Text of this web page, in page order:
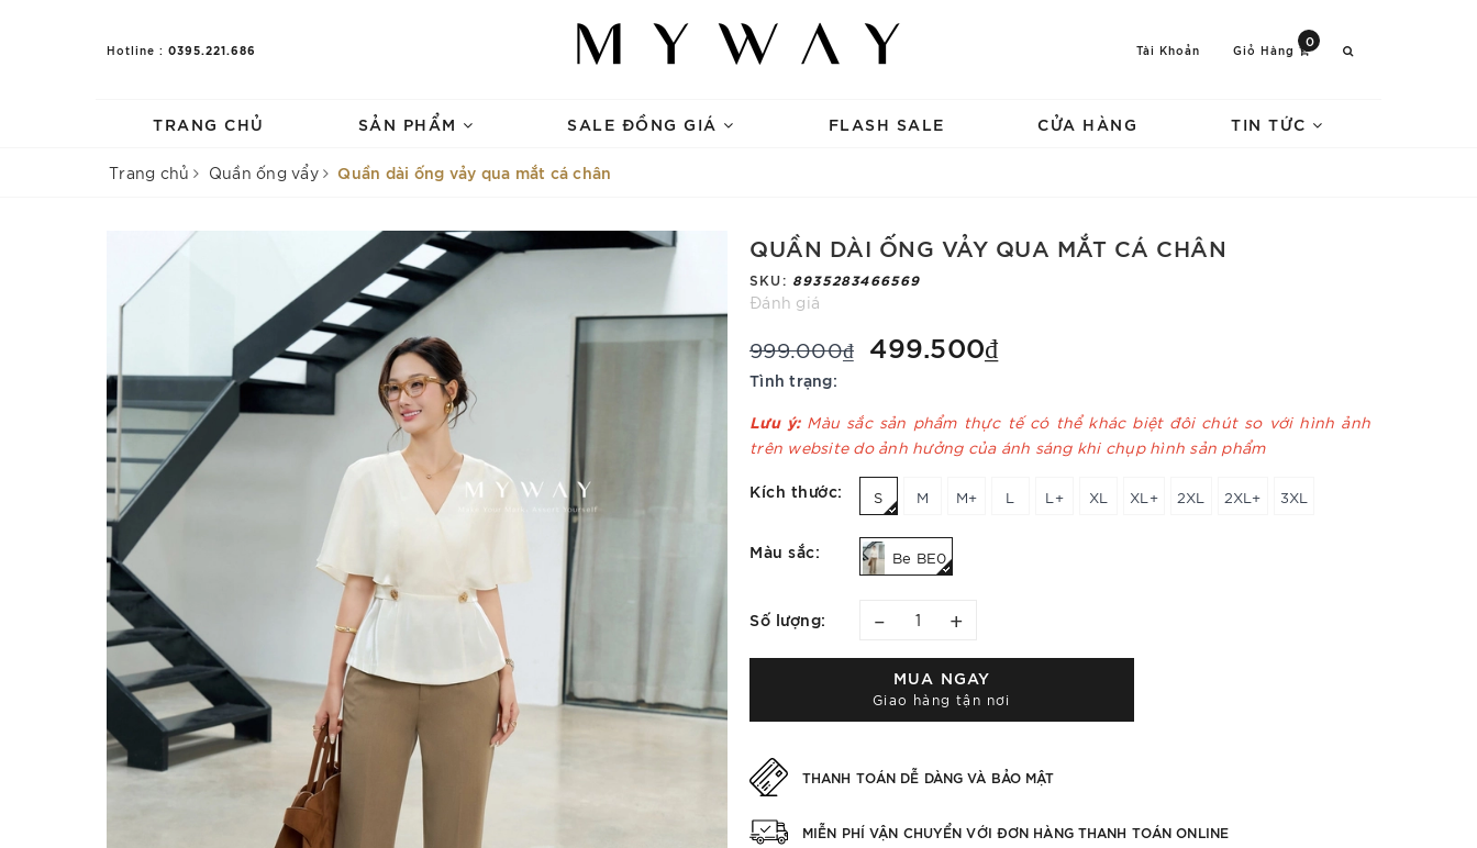
Hotline : 0395.221.686 Tài Khoản Giỏ Hàng
0
TRANG CHỦ SẢN PHẨM SALE ĐỒNG GIÁ FLASH SALE CỬA HÀNG TIN TỨC
Trang chủ Quần ống vẩy Quần dài ống vảy qua mắt cá chân
QUẦN DÀI ỐNG VẢY QUA MẮT CÁ CHÂN
SKU: 8935283466569
Đánh giá
999.000₫ 499.500₫
Tình trạng:
Lưu ý: Màu sắc sản phẩm thực tế có thể khác biệt đôi chút so với hình ảnh
trên website do ảnh hưởng của ánh sáng khi chụp hình sản phẩm
Kích thước: S M M+ L L+ XL XL+ 2XL 2XL+ 3XL
Màu sắc: Be BE0
Số lượng: – +
MUA NGAY
Giao hàng tận nơi
THANH TOÁN DỄ DÀNG VÀ BẢO MẬT
MIỄN PHÍ VẬN CHUYỂN VỚI ĐƠN HÀNG THANH TOÁN ONLINE